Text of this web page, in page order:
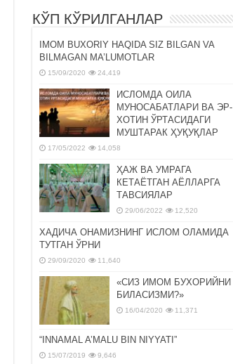
КЎП КЎРИЛГАНЛАР
IMOM BUXORIY HAQIDA SIZ BILGAN VA
BILMAGAN MA’LUMOTLAR
15/09/2020 24,419
ИСЛОМДА ОИЛА
МУНОСАБАТЛАРИ ВА ЭР-
ХОТИН ЎРТАСИДАГИ
МУШТАРАК ҲУҚУҚЛАР
17/05/2022 14,058
ҲАЖ ВА УМРАГА
КЕТАЁТГАН АЁЛЛАРГА
ТАВСИЯЛАР
29/06/2022 12,520
ХАДИЧА ОНАМИЗНИНГ ИСЛОМ ОЛАМИДА
ТУТГАН ЎРНИ
29/09/2020 11,640
«СИЗ ИМОМ БУХОРИЙНИ
БИЛАСИЗМИ?»
16/04/2020 11,371
“INNAMAL A’MALU BIN NIYYATI”
15/07/2019 9,646